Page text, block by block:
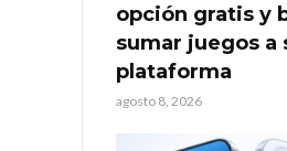
opción gratis y
sumar juegos a
plataforma
agosto 8, 2026